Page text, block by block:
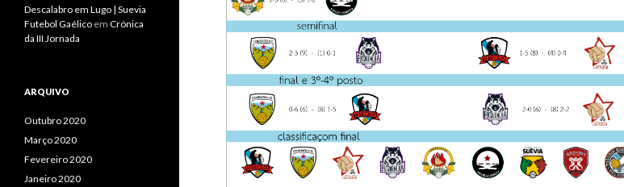
Descalabro em Lugo | Suevia
Futebol Gaélico em Crónica
da III Jornada
ARQUIVO
Outubro 2020
Março 2020
Fevereiro 2020
Janeiro 2020